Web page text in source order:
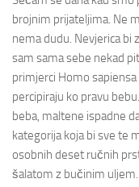
brojnim prijateljima. Ne
nema dudu. Nevjerica bi
sam sama sebe nekad
primjerci Homo
percipiraju ko pravu
beba, maltene ispadne
kategorija koja bi sve te
osobnih deset ručnih
šalatom z bučinim